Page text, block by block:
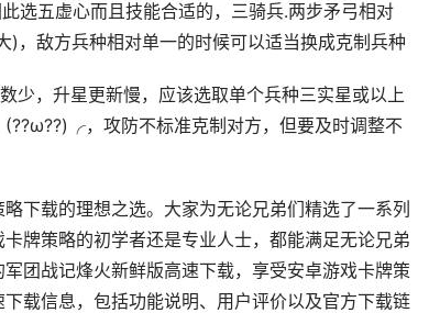
选五虚心而且技能合适的，三骑兵.两步矛弓相对
，敌方兵种相对单一的时候可以适当换成克制兵种
少，升星更新慢，应该选取单个兵种三实星或以上
，攻防不标准克制对方，但要及时调整不
下载的理想之选。大家为无论兄弟们精选了一系列
牌策略的初学者还是专业人士，都能满足无论兄弟
团战记烽火新鲜版高速下载，享受安卓游戏卡牌策
载信息，包括功能说明、用户评价以及官方下载链